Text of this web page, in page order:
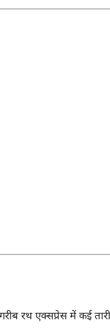
रथ एक्सप्रेस में कई